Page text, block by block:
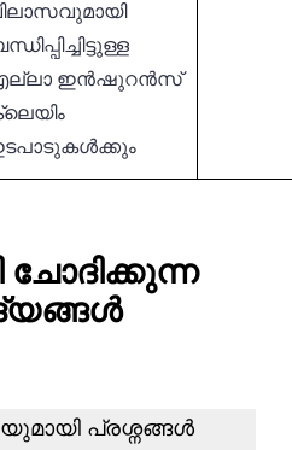
ഇൻഷുറൻസ്
ചോദിക്കുന്ന
പ്രശ്നങ്ങൾ